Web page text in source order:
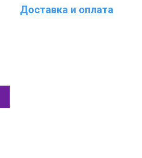
Доставка и оплата